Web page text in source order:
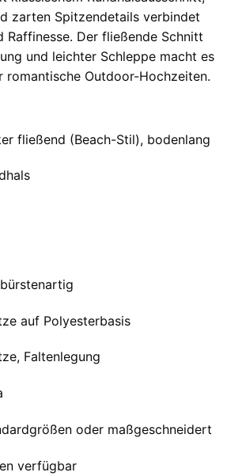
zarten Spitzendetails verbindet
Raffinesse. Der fließende Schnitt
und leichter Schleppe macht es
romantische Outdoor-Hochzeiten.
fließend (Beach-Stil), bodenlang
auf Polyesterbasis
Faltenlegung
oder maßgeschneidert
verfügbar